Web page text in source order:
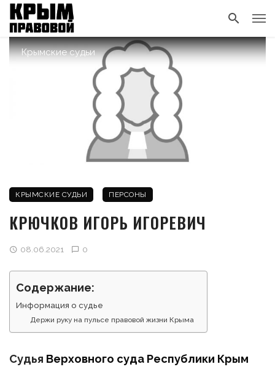
Крымские судьи
КРЫМСКИЕ СУДЬИ ПЕРСОНЫ
КРЮЧКОВ ИГОРЬ ИГОРЕВИЧ
08.06.2021 0
Содержание:
Информация о судье
Держи руку на пульсе правовой жизни Крыма
Судья Верховного суда Республики Крым